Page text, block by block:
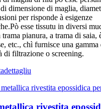
dimensione di maglia,
per risponde à esigenze
esse tissutu in diversi
trama pianura, a trama di saia,
etc., chì furnisce una gamma
di filtrazione o screening.
dettagliu
rivestita